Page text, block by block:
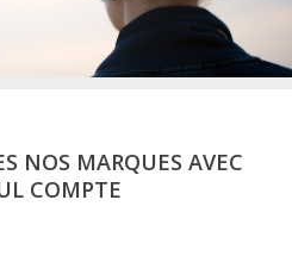
NOS MARQUES AVEC
COMPTE